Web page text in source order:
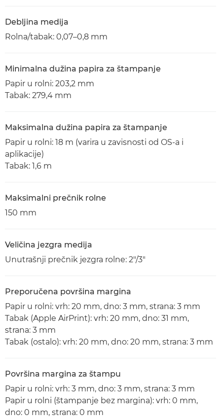
Debljina medija
Rolna/tabak: 0,07–0,8 mm
Minimalna dužina papira za štampanje
Papir u rolni: 203,2 mm
Tabak: 279,4 mm
Maksimalna dužina papira za štampanje
Papir u rolni: 18 m (varira u zavisnosti od OS-a i
aplikacije)
Tabak: 1,6 m
Maksimalni prečnik rolne
150 mm
Veličina jezgra medija
Unutrašnji prečnik jezgra rolne: 2"/3"
Preporučena površina margina
Papir u rolni: vrh: 20 mm, dno: 3 mm, strana: 3 mm
Tabak (Apple AirPrint): vrh: 20 mm, dno: 31 mm,
strana: 3 mm
Tabak (ostalo): vrh: 20 mm, dno: 20 mm, strana: 3 mm
Površina margina za štampu
Papir u rolni: vrh: 3 mm, dno: 3 mm, strana: 3 mm
Papir u rolni (štampanje bez margina): vrh: 0 mm,
dno: 0 mm, strana: 0 mm